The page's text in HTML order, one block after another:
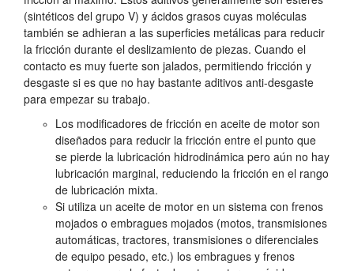
(sintéticos del grupo V) y ácidos grasos cuyas moléculas
también se adhieran a las superficies metálicas para reducir
la fricción durante el deslizamiento de piezas. Cuando el
contacto es muy fuerte son jalados, permitiendo fricción y
desgaste si es que no hay bastante aditivos anti-desgaste
para empezar su trabajo.
Los modificadores de fricción en aceite de motor son
diseñados para reducir la fricción entre el punto que
se pierde la lubricación hidrodinámica pero aún no hay
lubricación marginal, reduciendo la fricción en el rango
de lubricación mixta.
Si utiliza un aceite de motor en un sistema con frenos
mojados o embragues mojados (motos, transmisiones
automáticas, tractores, transmisiones o diferenciales
de equipo pesado, etc.) los embragues y frenos